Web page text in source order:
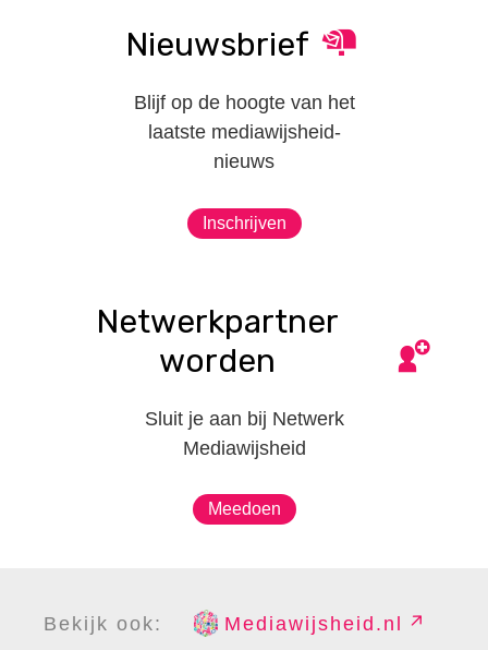
Nieuwsbrief
Blijf op de hoogte van het
laatste mediawijsheid-
nieuws
Inschrijven
Netwerkpartner
worden
Sluit je aan bij Netwerk
Mediawijsheid
Meedoen
Bekijk ook: Mediawijsheid.nl